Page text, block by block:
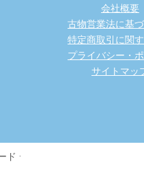
会社概要
古物営業法に基
特定商取引に関
プライバシー・
サイトマッ
ド ·